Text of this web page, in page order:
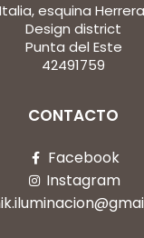
esquina
Design district
Punta del Este
42491759
CONTACTO
Facebook
Instagram